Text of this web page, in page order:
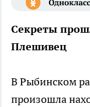
Секреты
Плешивец
В Рыбинском
произошла